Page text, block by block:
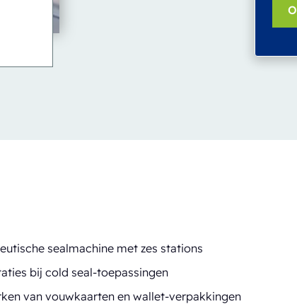
sealmachine met zes stations
bij cold seal-toepassingen
van vouwkaarten en wallet-verpakkingen